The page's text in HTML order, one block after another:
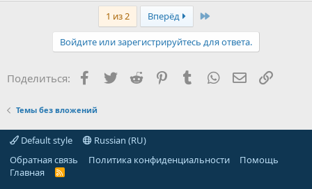
1 из 2 Вперёд Last
Войдите или зарегистрируйтесь для ответа.
Поделиться: Facebook
TwitterReddit PinterestTumblr WhatsApp Ссылка
Темы без вложений
Default style
Russian (RU)
Обратная связь
Политика конфиденциальности
Помощь
Главная
R